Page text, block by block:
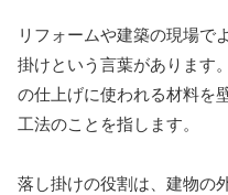
リフォームや建築の現場で
掛けという言葉があります
の仕上げに使われる材料を
工法のことを指します。
落し掛けの役割は、建物の